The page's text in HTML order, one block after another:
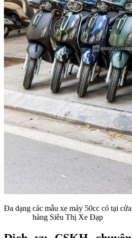
Đa dạng các mẫu xe máy 50cc có tại cửa
hàng Siêu Thị Xe Đạp